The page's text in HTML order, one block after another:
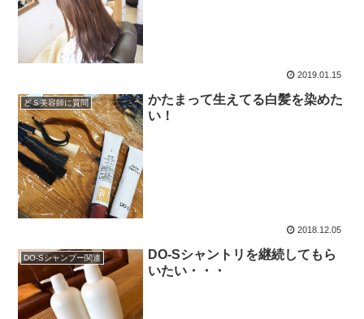
2019.01.15
どＳ美容師に質問
かたまって生えてる白髪を染めた
い！
2018.12.05
DO-Sシャンプー関連
DO-Sシャントリを継続してもら
いたい・・・